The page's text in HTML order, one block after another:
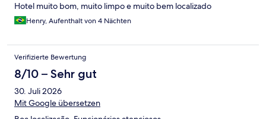
Hotel muito bom, muito limpo e muito bem localizado
Henry, Aufenthalt von 4 Nächten
Verifizierte Bewertung
8/10 – Sehr gut
30. Juli 2026
Mit Google übersetzen